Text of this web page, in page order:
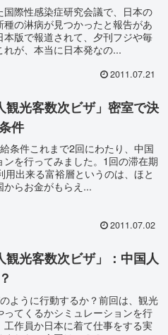
際性感染症研究会議で、日本の
の淋病が見つかったと報告があ
版で報道されて、夕刊フジや毎
が、本当に日本発なの...
2011.07.21
光客数次ビザ」密室で決
件
条件これまで2回にわたり、中国
を行ってみました。1回の滞在期
出来る富裕層というのは、ほと
らお金がもらえ...
2011.07.02
光客数次ビザ」：中国人
ように行動するか？前回は、観光
てくるかシミュレーションを行
作員か日本に着て仕事をする実